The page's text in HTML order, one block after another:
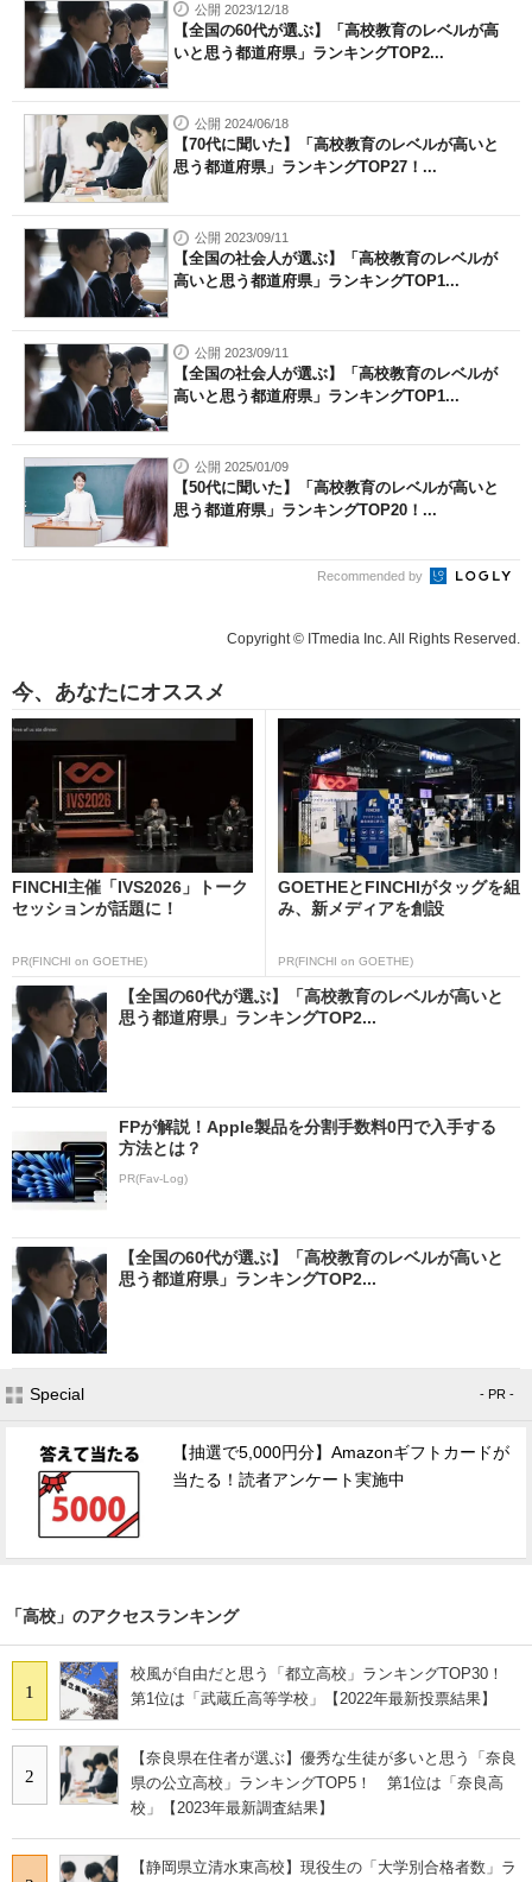
公開 2023/12/18
【全国の60代が選ぶ】「高校教育のレベルが高
いと思う都道府県」ランキングTOP2...
公開 2024/06/18
【70代に聞いた】「高校教育のレベルが高いと
思う都道府県」ランキングTOP27！...
公開 2023/09/11
【全国の社会人が選ぶ】「高校教育のレベルが
高いと思う都道府県」ランキングTOP1...
公開 2023/09/11
【全国の社会人が選ぶ】「高校教育のレベルが
高いと思う都道府県」ランキングTOP1...
公開 2025/01/09
【50代に聞いた】「高校教育のレベルが高いと
思う都道府県」ランキングTOP20！...
Recommended by
Copyright © ITmedia Inc. All Rights Reserved.
今、あなたにオススメ
FINCHI主催「IVS2026」トーク
セッションが話題に！
PR(FINCHI on GOETHE)
GOETHEとFINCHIがタッグを組
み、新メディアを創設
PR(FINCHI on GOETHE)
【全国の60代が選ぶ】「高校教育のレベルが高いと
思う都道府県」ランキングTOP2...
FPが解説！Apple製品を分割手数料0円で入手する
方法とは？
PR(Fav-Log)
【全国の60代が選ぶ】「高校教育のレベルが高いと
思う都道府県」ランキングTOP2...
Special - PR -
【抽選で5,000円分】Amazonギフトカードが
当たる！読者アンケート実施中
「高校」のアクセスランキング
1
校風が自由だと思う「都立高校」ランキングTOP30！
第1位は「武蔵丘高等学校」【2022年最新投票結果】
2
【奈良県在住者が選ぶ】優秀な生徒が多いと思う「奈良
県の公立高校」ランキングTOP5！ 第1位は「奈良高
校」【2023年最新調査結果】
【静岡県立清水東高校】現役生の「大学別合格者数」ラ